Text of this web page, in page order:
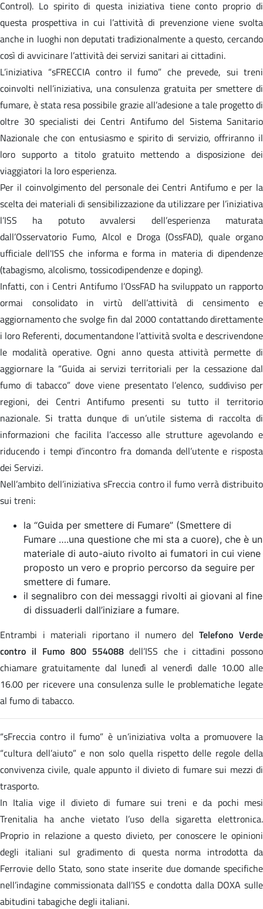
Control). Lo spirito di questa iniziativa tiene conto proprio di
questa prospettiva in cui l’attività di prevenzione viene svolta
anche in luoghi non deputati tradizionalmente a questo, cercando
così di avvicinare l’attività dei servizi sanitari ai cittadini.
L’iniziativa “sFRECCIA contro il fumo” che prevede, sui treni
coinvolti nell’iniziativa, una consulenza gratuita per smettere di
fumare, è stata resa possibile grazie all’adesione a tale progetto di
oltre 30 specialisti dei Centri Antifumo del Sistema Sanitario
Nazionale che con entusiasmo e spirito di servizio, offriranno il
loro supporto a titolo gratuito mettendo a disposizione dei
viaggiatori la loro esperienza.
Per il coinvolgimento del personale dei Centri Antifumo e per la
scelta dei materiali di sensibilizzazione da utilizzare per l’iniziativa
l’ISS ha potuto avvalersi dell’esperienza maturata
dall’Osservatorio Fumo, Alcol e Droga (OssFAD), quale organo
ufficiale dell'ISS che informa e forma in materia di dipendenze
(tabagismo, alcolismo, tossicodipendenze e doping).
Infatti, con i Centri Antifumo l’OssFAD ha sviluppato un rapporto
ormai consolidato in virtù dell’attività di censimento e
aggiornamento che svolge fin dal 2000 contattando direttamente
i loro Referenti, documentandone l’attività svolta e descrivendone
le modalità operative. Ogni anno questa attività permette di
aggiornare la “Guida ai servizi territoriali per la cessazione dal
fumo di tabacco” dove viene presentato l’elenco, suddiviso per
regioni, dei Centri Antifumo presenti su tutto il territorio
nazionale. Si tratta dunque di un’utile sistema di raccolta di
informazioni che facilita l’accesso alle strutture agevolando e
riducendo i tempi d’incontro fra domanda dell’utente e risposta
dei Servizi.
Nell’ambito dell’iniziativa sFreccia contro il fumo verrà distribuito
sui treni:
la “Guida per smettere di Fumare” (Smettere di
Fumare ….una questione che mi sta a cuore), che è un
materiale di auto-aiuto rivolto ai fumatori in cui viene
proposto un vero e proprio percorso da seguire per
smettere di fumare.
il segnalibro con dei messaggi rivolti ai giovani al fine
di dissuaderli dall’iniziare a fumare.
Entrambi i materiali riportano il numero delTelefono Verde
contro il Fumo 800 554088dell’ISS che i cittadini possono
chiamare gratuitamente dal lunedì al venerdì dalle 10.00 alle
16.00 per ricevere una consulenza sulle le problematiche legate
al fumo di tabacco.
“sFreccia contro il fumo” è un’iniziativa volta a promuovere la
“cultura dell’aiuto” e non solo quella rispetto delle regole della
convivenza civile, quale appunto il divieto di fumare sui mezzi di
trasporto.
In Italia vige il divieto di fumare sui treni e da pochi mesi
Trenitalia ha anche vietato l’uso della sigaretta elettronica.
Proprio in relazione a questo divieto, per conoscere le opinioni
degli italiani sul gradimento di questa norma introdotta da
Ferrovie dello Stato, sono state inserite due domande specifiche
nell’indagine commissionata dall’ISS e condotta dalla DOXA sulle
abitudini tabagiche degli italiani.